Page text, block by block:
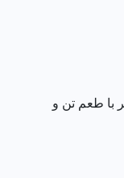
با طعم تن و